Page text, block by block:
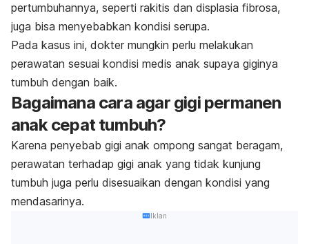
pertumbuhannya, seperti rakitis dan displasia fibrosa,
juga bisa menyebabkan kondisi serupa.
Pada kasus ini, dokter mungkin perlu melakukan
perawatan sesuai kondisi medis anak supaya giginya
tumbuh dengan baik.
Bagaimana cara agar gigi permanen
anak cepat tumbuh?
Karena penyebab gigi anak ompong sangat beragam,
perawatan terhadap gigi anak yang tidak kunjung
tumbuh juga perlu disesuaikan dengan kondisi yang
mendasarinya.
Iklan